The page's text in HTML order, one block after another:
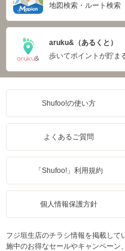
地図検索・ルート検索
aruku&（あるくと）
歩いてポイントが貯ま
Shufoo!の使い方
よくあるご質問
「Shufoo!」利用規約
個人情報保護方針
フジ垣生店のチラシ情報を掲載し
施中のお得なセールやキャンペーン